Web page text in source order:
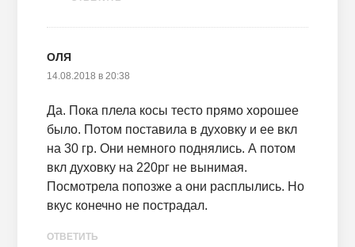
ОЛЯ
14.08.2018 в 20:38
Да. Пока плела косы тесто прямо хорошее
было. Потом поставила в духовку и ее вкл
на 30 гр. Они немного поднялись. А потом
вкл духовку на 220рг не вынимая.
Посмотрела попозже а они расплылись. Но
вкус конечно не пострадал.
ОТВЕТИТЬ